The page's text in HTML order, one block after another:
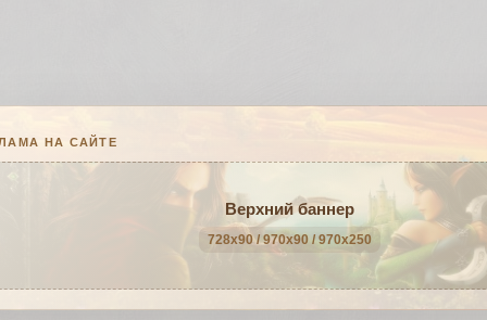
НА САЙТЕ
Верхний баннер
728x90 / 970x90 / 970x250